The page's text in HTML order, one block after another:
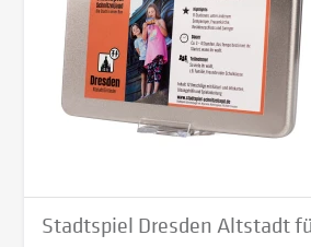
Stadtspiel Dresden Altstadt